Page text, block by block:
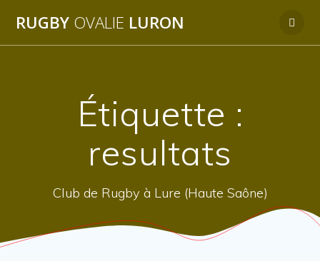
au
RUGBY OVALIE LURON
Étiquette :
resultats
Club de Rugby à Lure (Haute Saône)